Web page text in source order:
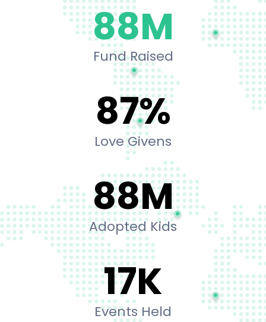
94M
Fund Raised
93%
Love Givens
94M
Adopted Kids
18K
Events Held